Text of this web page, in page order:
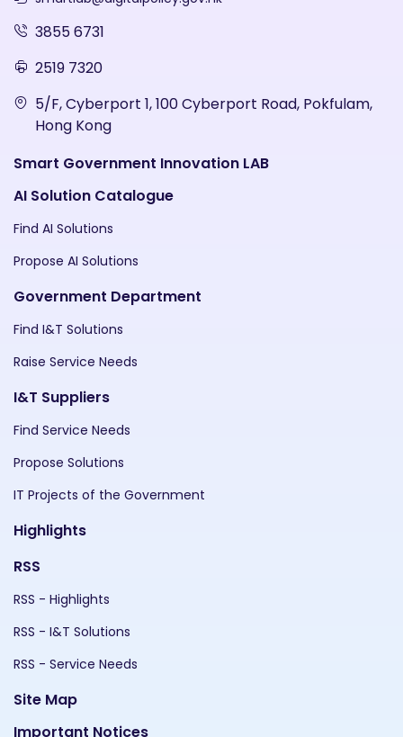
3855 6731
2519 7320
5/F, Cyberport 1, 100 Cyberport Road, Pokfulam,
Hong Kong
Smart Government Innovation LAB
AI Solution Catalogue
Find AI Solutions
Propose AI Solutions
Government Department
Find I&T Solutions
Raise Service Needs
I&T Suppliers
Find Service Needs
Propose Solutions
IT Projects of the Government
Highlights
RSS
RSS - Highlights
RSS - I&T Solutions
RSS - Service Needs
Site Map
Important Notices